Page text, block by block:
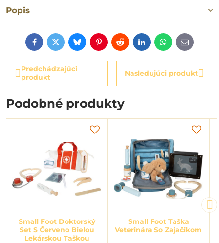
Popis
FacebookTwitterBlueskyPinterestRedditLinkedInWhatsApp
E-
mail
Predchádzajúci
produkt
Nasledujúci produkt
Podobné produkty
Small Foot Doktorský
Set S Červeno Bielou
Lekárskou Taškou
Small Foot Taška
Veterinára So Zajačikom